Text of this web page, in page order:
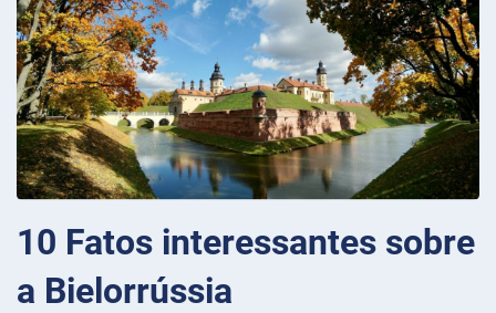
10 Fatos interessantes sobre
a Bielorrússia